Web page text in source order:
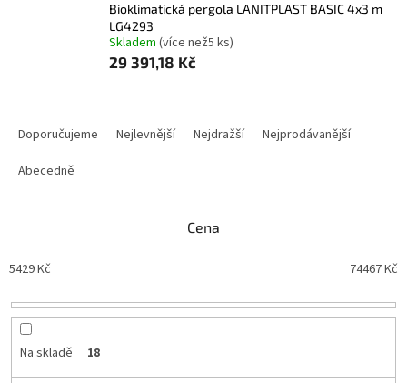
bioklimatická pergola LANITPLAST BASIC 4x3 m
LG4293
Skladem (více než5 ks)
29 391,18 Kč
o
u
ů
Doporučujeme Nejlevnější Nejdražší
Nejprodávanější
Abecedně
Cena
5429Kč 74467Kč
Na skladě 18